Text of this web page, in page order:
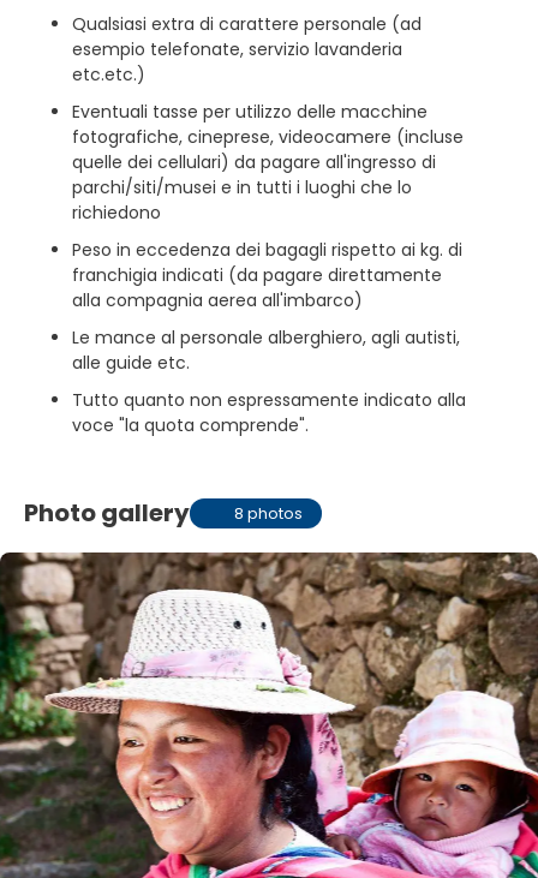
Qualsiasi extra di carattere personale (ad
esempio telefonate, servizio lavanderia
etc.etc.)
Eventuali tasse per utilizzo delle macchine
fotografiche, cineprese, videocamere (incluse
quelle dei cellulari) da pagare all'ingresso di
parchi/siti/musei e in tutti i luoghi che lo
richiedono
Peso in eccedenza dei bagagli rispetto ai kg. di
franchigia indicati (da pagare direttamente
alla compagnia aerea all'imbarco)
Le mance al personale alberghiero, agli autisti,
alle guide etc.
Tutto quanto non espressamente indicato alla
voce "la quota comprende".
Photo gallery 8 photos